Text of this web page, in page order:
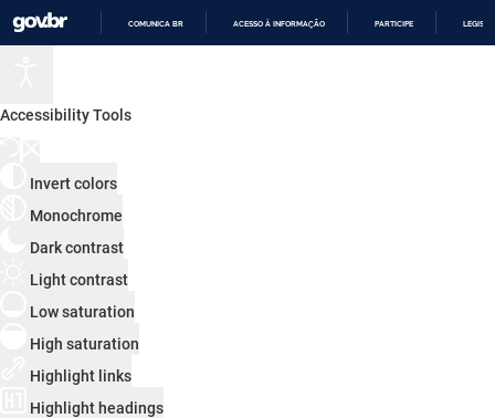
COMUNICA BR ACESSO À INFORMAÇÃO PARTICIPE
Accessibility Tools
Invert colors
Monochrome
Dark contrast
Light contrast
Low saturation
High saturation
Highlight links
Highlight headings